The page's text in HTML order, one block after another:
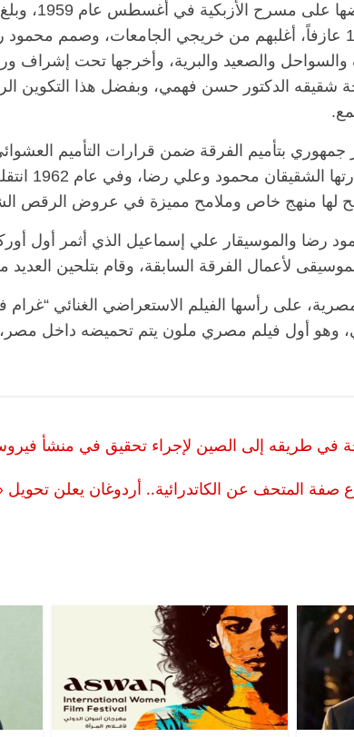
وقدمت الفرقة
13 راقصة و13 راقصاً و13 عازفاً، أغلبهم من خريجي الجامعات، وصمم
والصعيد والبرية، وأخرجها تحت إشراف
شقيقه الدكتور حسن فهمي، وبفضل هذا التكوين
صدر قرار جمهوري بتأميم الفرقة ضمن قرارات التأميم
تابعة
لها منهج خاص وملامح مميزة في عروض الرقص
رضا والموسيقار علي إسماعيل الذي أثمر أول
لأعمال الفرقة السابقة، وقام بتلحين العديد
وهو أول فيلم مصري ملون يتم تحميضه داخل مصر،
طريقه إلى الصين لإجراء تحقيق في منشأ
صفة المتحف عن الكاتدرائية.. أردوغان يعلن